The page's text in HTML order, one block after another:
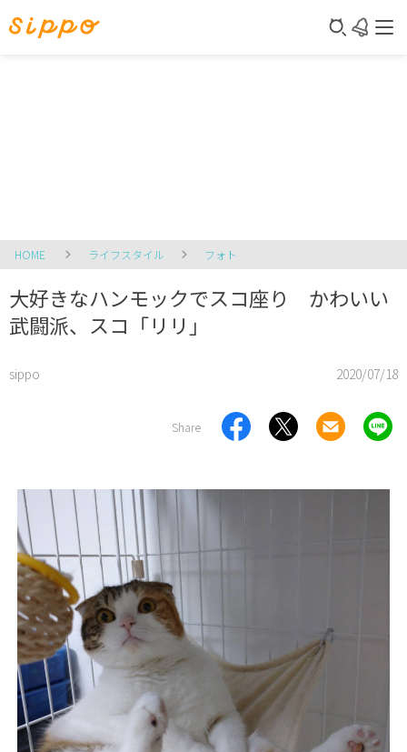
HOME ライフスタイル フォト
大好きなハンモックでスコ座り かわいい
武闘派、スコ「リリ」
sippo 2020/07/18
Share